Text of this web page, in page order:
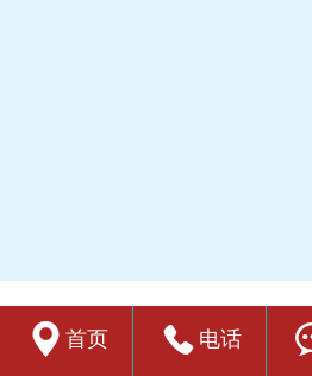
 首页  电话